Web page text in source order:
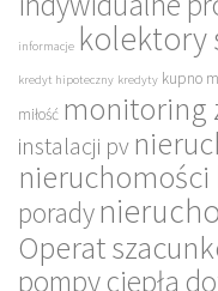
informacje kolektory
kredyt hipoteczny kredyty kupno
miłość monitoring
instalacji pv
porady
Operat
pompy ciepła